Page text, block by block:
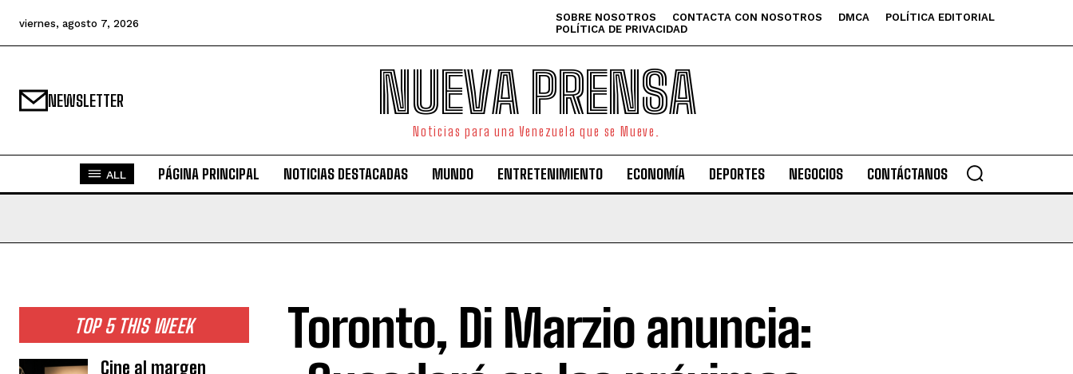
viernes, agosto 7, 2026 SOBRE NOSOTROS CONTACTA CON NOSOTROS DMCA
POLÍTICA EDITORIAL
POLÍTICA DE PRIVACIDAD
NEWSLETTER NUEVA PRENSA
Noticias para una Venezuela que se Mueve.
ALL PÁGINA PRINCIPAL NOTICIAS DESTACADAS MUNDO ENTRETENIMIENTO ECONOMÍA DEPORTES NEGOCIOS CONTÁCTANOS
TOP 5 THIS WEEK
Cine al margen
Toronto, Di Marzio anuncia: